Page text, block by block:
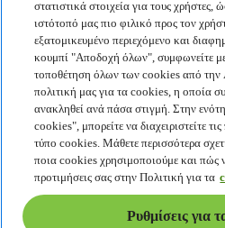
Βιωσιμότητα
Βιωσιμότητα
Εταιρική κοινωνική ευθύνη
Αποτύπωμα άνθρακα
Project Humanity
Earthion
Πολιτική απορρήτου
Πολιτική για τα cookies
Νομική σημείωση
Πρόσθετες νομικές πληροφορίες
Πολιτική προσβασιμότητας
στατιστικά στοιχεία για τους χρήστες,
ιστότοπό μας πιο φιλικό προς τον
εξατομικευμένο περιεχόμενο και
κουμπί "Αποδοχή όλων", συμφωνείτε
τοποθέτηση όλων των cookies από
πολιτική μας για τα cookies, η οποία
ανακληθεί ανά πάσα στιγμή. Στην
cookies", μπορείτε να διαχειριστείτε
τύπο cookies. Μάθετε περισσότερα
ποια cookies χρησιμοποιούμε και πώς
προτιμήσεις σας στην Πολιτική για τα
Ρυθμίσεις για